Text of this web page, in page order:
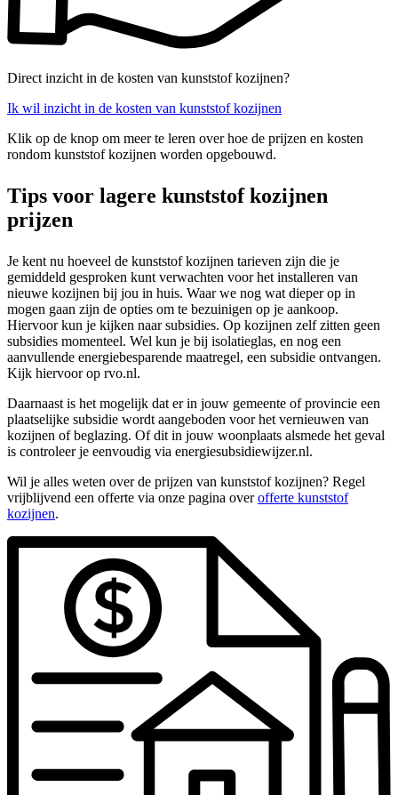
Direct inzicht in de kosten van kunststof kozijnen?
Ik wil inzicht in de kosten van kunststof kozijnen
Klik op de knop om meer te leren over hoe de prijzen en kosten
rondom kunststof kozijnen worden opgebouwd.
Tips voor lagere kunststof kozijnen
prijzen
Je kent nu hoeveel de kunststof kozijnen tarieven zijn die je
gemiddeld gesproken kunt verwachten voor het installeren van
nieuwe kozijnen bij jou in huis. Waar we nog wat dieper op in
mogen gaan zijn de opties om te bezuinigen op je aankoop.
Hiervoor kun je kijken naar subsidies. Op kozijnen zelf zitten geen
subsidies momenteel. Wel kun je bij isolatieglas, en nog een
aanvullende energiebesparende maatregel, een subsidie ontvangen.
Kijk hiervoor op rvo.nl.
Daarnaast is het mogelijk dat er in jouw gemeente of provincie een
plaatselijke subsidie wordt aangeboden voor het vernieuwen van
kozijnen of beglazing. Of dit in jouw woonplaats alsmede het geval
is controleer je eenvoudig via energiesubsidiewijzer.nl.
Wil je alles weten over de prijzen van kunststof kozijnen? Regel
vrijblijvend een offerte via onze pagina overofferte kunststof
kozijnen.